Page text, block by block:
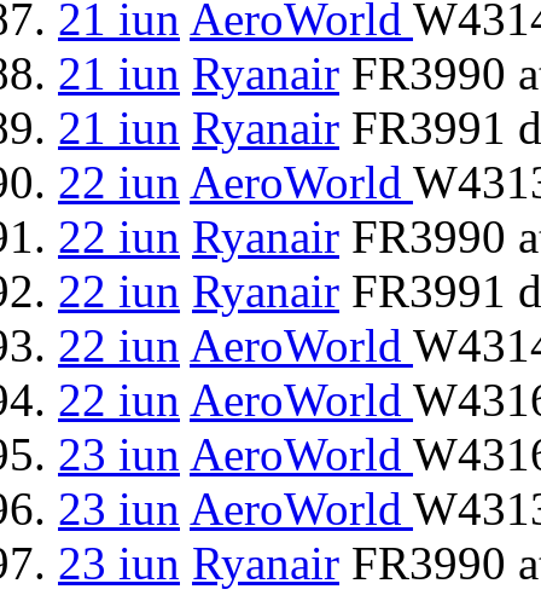
21 iun AeroWorld
21 iun Ryanair FR3990
21 iun Ryanair FR3991
22 iun AeroWorld
22 iun Ryanair FR3990
22 iun Ryanair FR3991
22 iun AeroWorld
22 iun AeroWorld
23 iun AeroWorld
23 iun AeroWorld
23 iun Ryanair FR3990